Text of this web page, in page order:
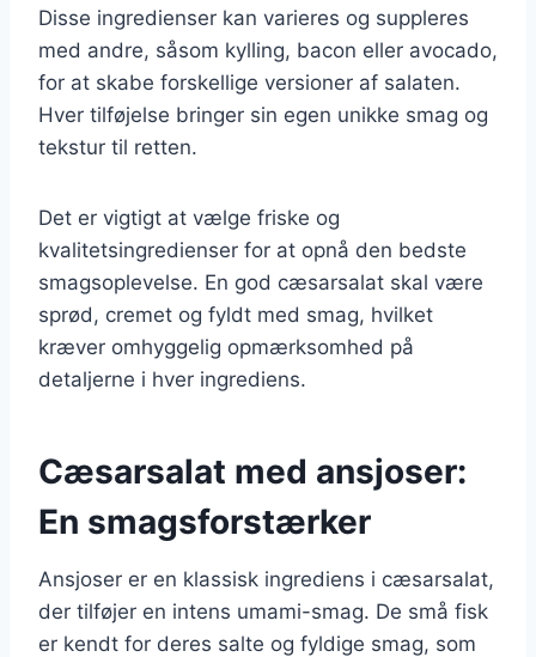
Disse ingredienser kan varieres og suppleres
med andre, såsom kylling, bacon eller avocado,
for at skabe forskellige versioner af salaten.
Hver tilføjelse bringer sin egen unikke smag og
tekstur til retten.
Det er vigtigt at vælge friske og
kvalitetsingredienser for at opnå den bedste
smagsoplevelse. En god cæsarsalat skal være
sprød, cremet og fyldt med smag, hvilket
kræver omhyggelig opmærksomhed på
detaljerne i hver ingrediens.
Cæsarsalat med ansjoser:
En smagsforstærker
Ansjoser er en klassisk ingrediens i cæsarsalat,
der tilføjer en intens umami-smag. De små fisk
er kendt for deres salte og fyldige smag, som